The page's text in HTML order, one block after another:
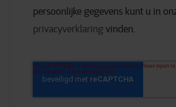
persoonlijke gegevens kunt u in
privacyverklaring vinden.